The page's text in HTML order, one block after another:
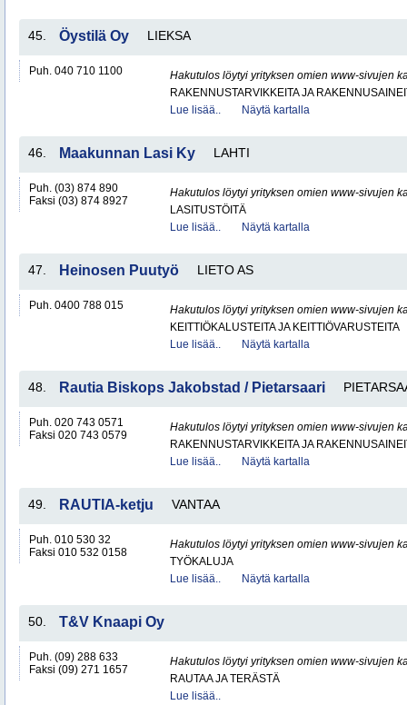
45. Öystilä Oy LIEKSA
Puh. 040 710 1100
Hakutulos löytyi yrityksen omien www-sivujen
RAKENNUSTARVIKKEITA JA
Lue lisää..
Näytä kartalla
46. Maakunnan Lasi Ky LAHTI
Puh. (03) 874 890
Faksi (03) 874 8927
Hakutulos löytyi yrityksen omien www-sivujen
LASITUSTÖITÄ
Lue lisää..
Näytä kartalla
47. Heinosen Puutyö LIETO AS
Puh. 0400 788 015
Hakutulos löytyi yrityksen omien www-sivujen
KEITTIÖKALUSTEITA JA KEITTIÖVARUSTEITA
Lue lisää..
Näytä kartalla
48. Rautia Biskops Jakobstad / Pietarsaari
Puh. 020 743 0571
Faksi 020 743 0579
Hakutulos löytyi yrityksen omien www-sivujen
RAKENNUSTARVIKKEITA JA
Lue lisää..
Näytä kartalla
49. RAUTIA-ketju VANTAA
Puh. 010 530 32
Faksi 010 532 0158
Hakutulos löytyi yrityksen omien www-sivujen
TYÖKALUJA
Lue lisää..
Näytä kartalla
50. T&V Knaapi Oy
Puh. (09) 288 633
Faksi (09) 271 1657
Hakutulos löytyi yrityksen omien www-sivujen
RAUTAA JA TERÄSTÄ
Lue lisää..